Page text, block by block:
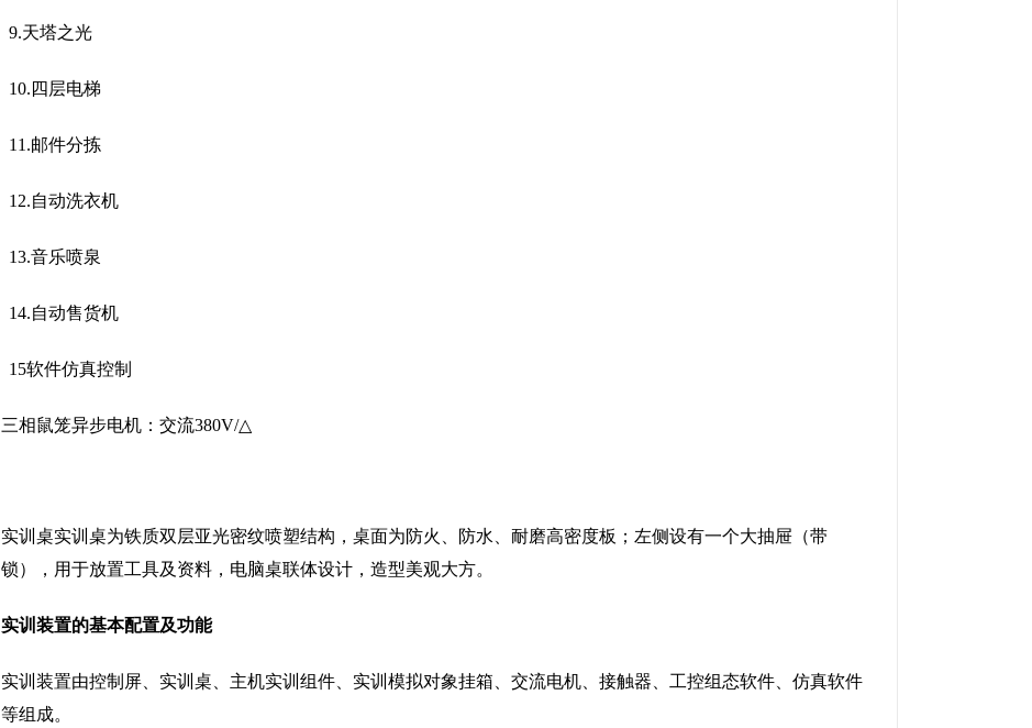
9.天塔之光
10.四层电梯
11.邮件分拣
12.自动洗衣机
13.音乐喷泉
14.自动售货机
15软件仿真控制
三相鼠笼异步电机：交流380V/△
实训桌实训桌为铁质双层亚光密纹喷塑结构，桌面为防火、防水、耐磨高密度板；左侧设有一个大抽屉（带
锁），用于放置工具及资料，电脑桌联体设计，造型美观大方。
实训装置的基本配置及功能
实训装置由控制屏、实训桌、主机实训组件、实训模拟对象挂箱、交流电机、接触器、工控组态软件、仿真软件
等组成。